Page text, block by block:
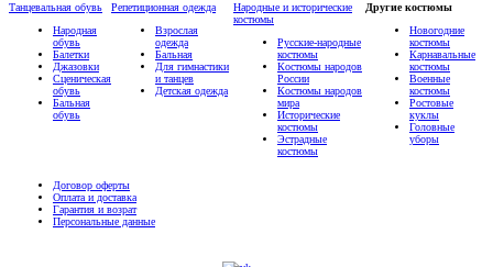
Танцевальная обувь
Народная
обувь
Балетки
Джазовки
Сценическая
обувь
Бальная
обувь
Репетиционная одежда
Взрослая
одежда
Бальная
Для гимнастики
и танцев
Детская одежда
Народные и исторические
костюмы
Русские-народные
костюмы
Костюмы народов
России
Костюмы народов
мира
Исторические
костюмы
Эстрадные
костюмы
Другие костюмы
Новогодние
костюмы
Карнавальные
костюмы
Военные
костюмы
Ростовые
куклы
Головные
уборы
Договор оферты
Оплата и доставка
Гарантия и возрат
Персональные данные